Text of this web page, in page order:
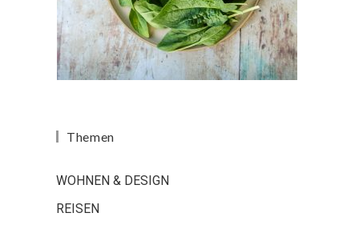
Themen
WOHNEN & DESIGN
REISEN